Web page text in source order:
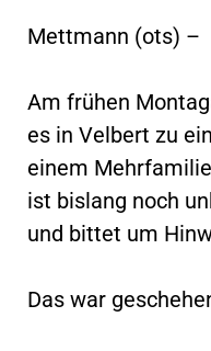
Mettmann (ots) –
Am frühen
es in Velbert zu
einem
ist bislang noch
und bittet um
Das war